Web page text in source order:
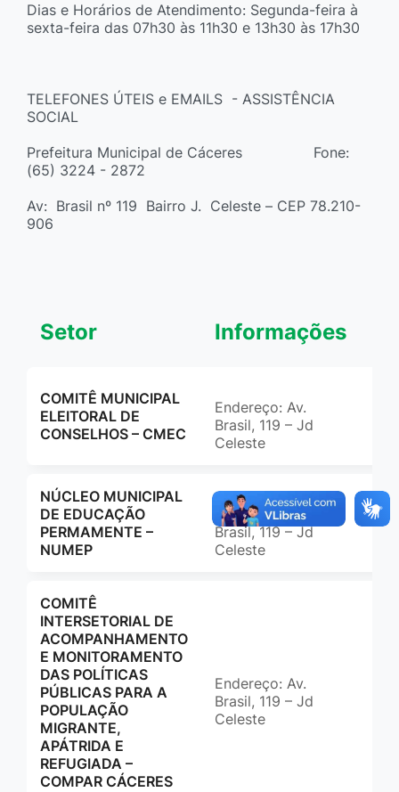
Dias e Horários de Atendimento: Segunda-feira à
sexta-feira das 07h30 às 11h30 e 13h30 às 17h30
TELEFONES ÚTEIS e EMAILS - ASSISTÊNCIA
SOCIAL
Prefeitura Municipal de Cáceres Fone:
(65) 3224 - 2872
Av: Brasil nº 119 Bairro J. Celeste – CEP 78.210-
906
Setor Informações
COMITÊ MUNICIPAL
ELEITORAL DE
CONSELHOS – CMEC
Endereço: Av.
Brasil, 119 – Jd
Celeste
NÚCLEO MUNICIPAL
DE EDUCAÇÃO
PERMAMENTE –
NUMEP
Endereço: Av.
Brasil, 119 – Jd
Celeste
COMITÊ
INTERSETORIAL DE
ACOMPANHAMENTO
E MONITORAMENTO
DAS POLÍTICAS
PÚBLICAS PARA A
POPULAÇÃO
MIGRANTE,
APÁTRIDA E
REFUGIADA –
COMPAR CÁCERES
Endereço: Av.
Brasil, 119 – Jd
Celeste